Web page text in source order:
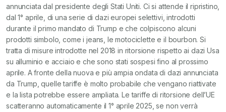
annunciata dal presidente degli Stati Uniti. Ci si attende il ripristino,
dal 1° aprile, di una serie di dazi europei selettivi, introdotti
durante il primo mandato di Trump e che colpiscono alcuni
prodotti simbolo, come i jeans, le motociclette e il bourbon. Si
tratta di misure introdotte nel 2018 in ritorsione rispetto ai dazi Usa
su alluminio e acciaio e che sono stati sospesi fino al prossimo
aprile. A fronte della nuova e più ampia ondata di dazi annunciata
da Trump, quelle tariffe è molto probabile che vengano riattivate
e la lista potrebbe essere ampliata. Le tariffe di ritorsione dell’UE
scatteranno automaticamente il 1° aprile 2025, se non verrà